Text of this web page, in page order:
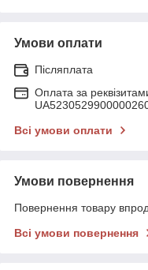
Умови оплати
Післяплата
Оплата за
Всі умови оплати
Умови повернення
Повернення товару
Всі умови повернення